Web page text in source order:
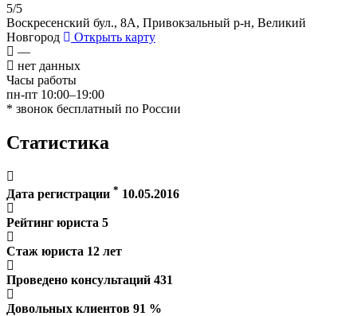
5/5
Воскресенский бул., 8А, Привокзальный р-н, Великий
Новгород
Открыть карту
—
нет данных
Часы работы
пн-пт 10:00–19:00
* звонок бесплатный по России
Статистика
Дата регистрации * 10.05.2016
Рейтинг юриста 5
Стаж юриста 12 лет
Проведено консультаций 431
Довольных клиентов 91 %